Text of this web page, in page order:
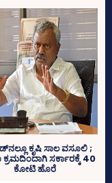
ಕೃಷಿ ಸಾಲ ವಸೂಲಿ ;
ಸರ್ಕಾರಕ್ಕೆ 40
ಕೋಟಿ ಹೊರೆ